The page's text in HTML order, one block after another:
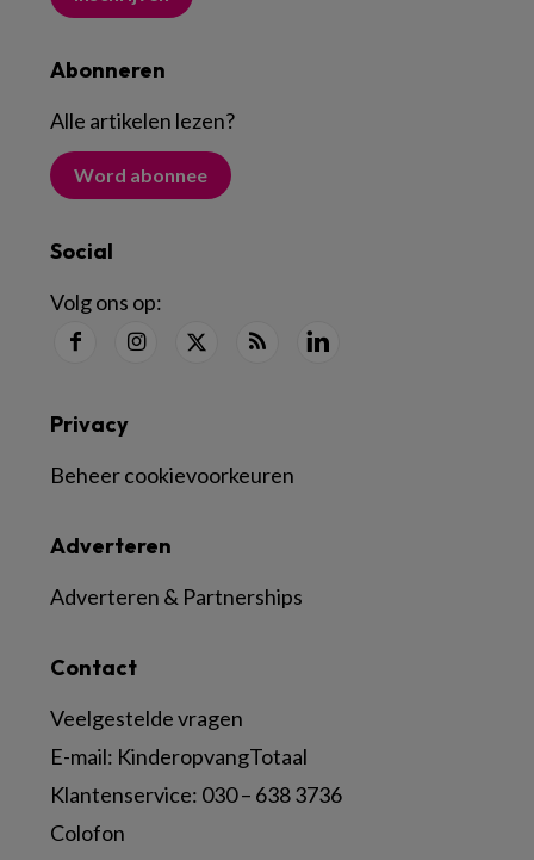
Abonneren
Alle artikelen lezen?
Word abonnee
Social
Volg ons op:
Contact
Veelgestelde vragen
E-mail: KinderopvangTotaal
Klantenservice: 030 – 638 3736
Colofon
Adverteren
Adverteren & Partnerships
Privacy
Beheer cookievoorkeuren